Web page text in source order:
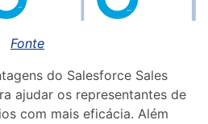
Fonte
do Salesforce Sales
ajudar os representantes de
com mais eficácia. Além